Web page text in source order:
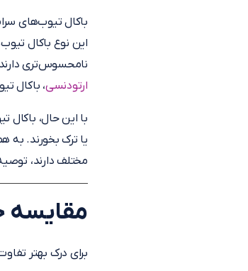
باکال تیوب‌های
این نوع باکال
نامحسوس‌تری
ارتودنسی، باکال
با این حال، باکال
یا ترک بخورند. به
مختلف دارند،
مقایسه
برای درک بهتر